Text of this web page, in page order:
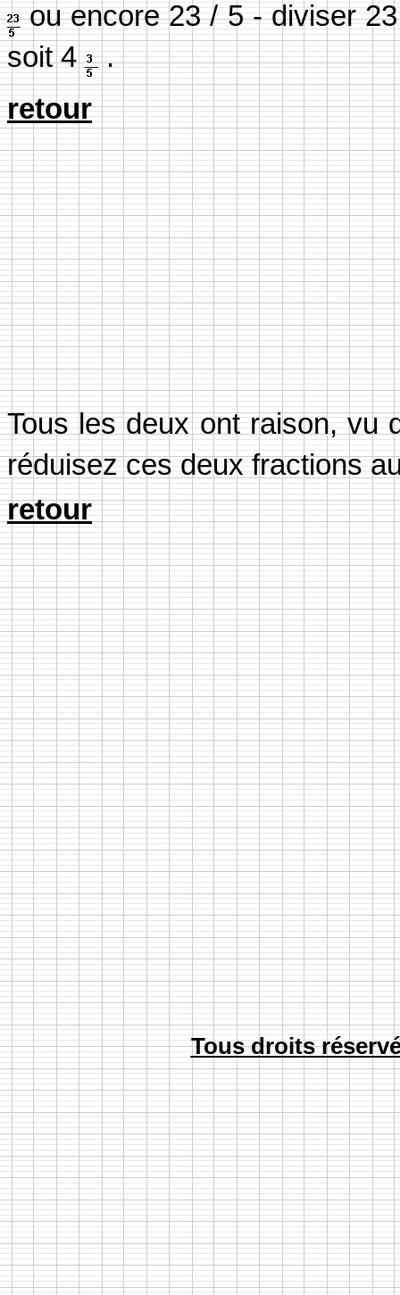
ou encore 23 / 5 - diviser
soit 4 .
retour
Tous les deux ont raison,
réduisez ces deux fractions
retour
Tous droits